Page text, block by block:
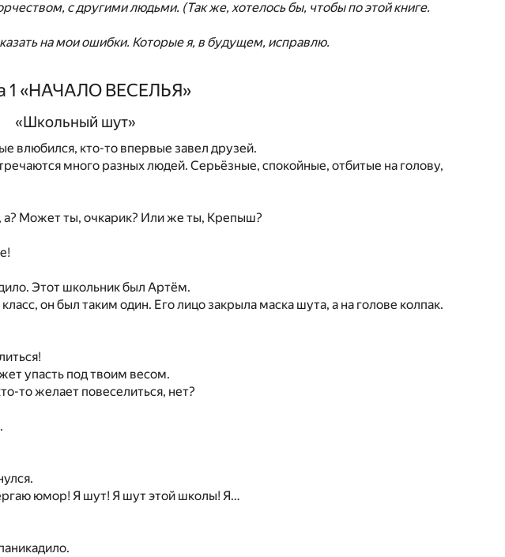
с другими людьми. (Так же, хотелось бы, чтобы по этой книге.
на мои ошибки. Которые я, в будущем, исправлю.
1 «НАЧАЛО ВЕСЕЛЬЯ»
«Школьный шут»
влюбился, кто-то впервые завел друзей.
много разных людей. Серьёзные, спокойные, отбитые на голову,
а? Может ты, очкарик? Или же ты, Крепыш?
Этот школьник был Артём.
он был таким один. Его лицо закрыла маска шута, а на голове колпак.
упасть под твоим весом.
то желает повеселиться, нет?
юмор! Я шут! Я шут этой школы! Я…